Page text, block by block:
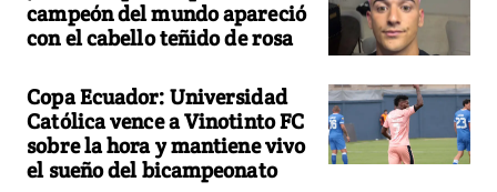
campeón del mundo apareció
con el cabello teñido de rosa
Copa Ecuador: Universidad
Católica vence a Vinotinto FC
sobre la hora y mantiene vivo
el sueño del bicampeonato